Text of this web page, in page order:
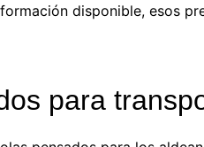
disponible, esos
para